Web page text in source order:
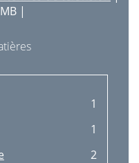
|
1
1
2